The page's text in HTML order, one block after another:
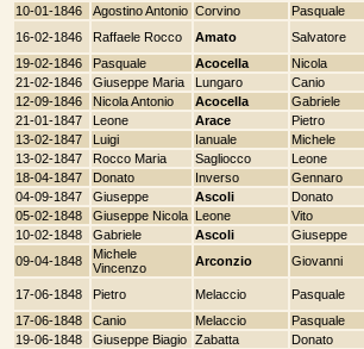
10-01-1846
Agostino Antonio Corvino Pasquale
16-02-1846
Raffaele Rocco Amato Salvatore
19-02-1846
Pasquale Acocella Nicola
21-02-1846
Giuseppe Maria Lungaro Canio
12-09-1846
Nicola Antonio Acocella Gabriele
21-01-1847
Leone Arace Pietro
13-02-1847
Luigi Ianuale Michele
13-02-1847
Rocco Maria Sagliocco Leone
18-04-1847
Donato Inverso Gennaro
04-09-1847
Giuseppe Ascoli Donato
05-02-1848
Giuseppe Nicola Leone Vito
10-02-1848
Gabriele Ascoli Giuseppe
09-04-1848
Michele
Vincenzo
Arconzio Giovanni
17-06-1848 Pietro Melaccio Pasquale
17-06-1848
Canio Melaccio Pasquale
19-06-1848
Giuseppe Biagio Zabatta Donato